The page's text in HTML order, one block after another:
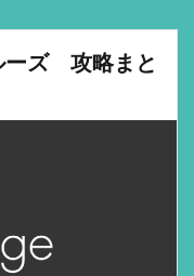
ーズ 攻略まと